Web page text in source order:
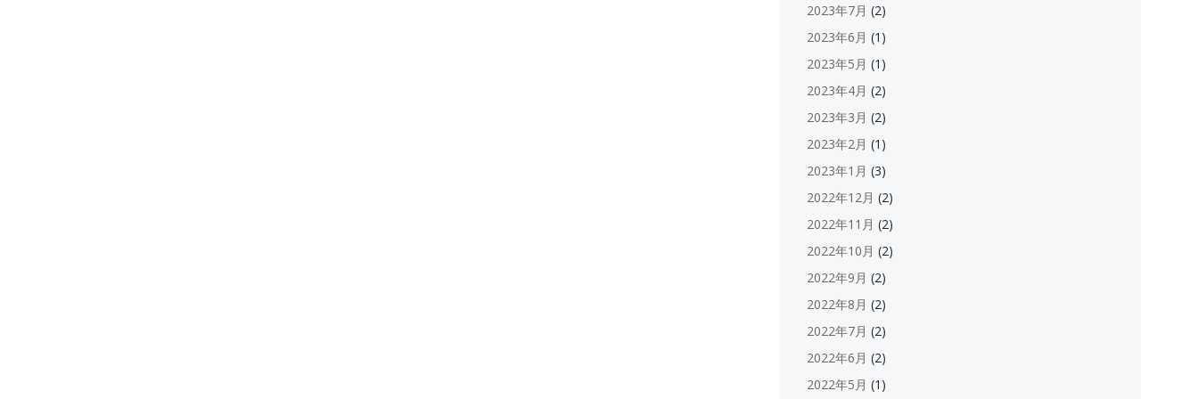
2023年7月 (2)
2023年6月 (1)
2023年5月 (1)
2023年4月 (2)
2023年3月 (2)
2023年2月 (1)
2023年1月 (3)
2022年12月 (2)
2022年11月 (2)
2022年10月 (2)
2022年9月 (2)
2022年8月 (2)
2022年7月 (2)
2022年6月 (2)
2022年5月 (1)